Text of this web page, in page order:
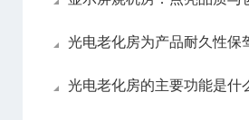
光电老化房为产品耐久性保
光电老化房的主要功能是什